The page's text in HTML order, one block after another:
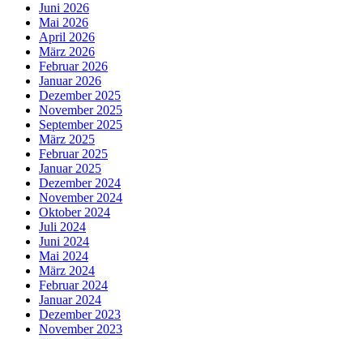
Juni 2026
Mai 2026
April 2026
März 2026
Februar 2026
Januar 2026
Dezember 2025
November 2025
September 2025
März 2025
Februar 2025
Januar 2025
Dezember 2024
November 2024
Oktober 2024
Juli 2024
Juni 2024
Mai 2024
März 2024
Februar 2024
Januar 2024
Dezember 2023
November 2023